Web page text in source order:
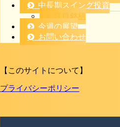
中長期スイング投資
注目銘柄
今週の展望
お問い合わせ
【このサイトについて】
プライバシーポリシー